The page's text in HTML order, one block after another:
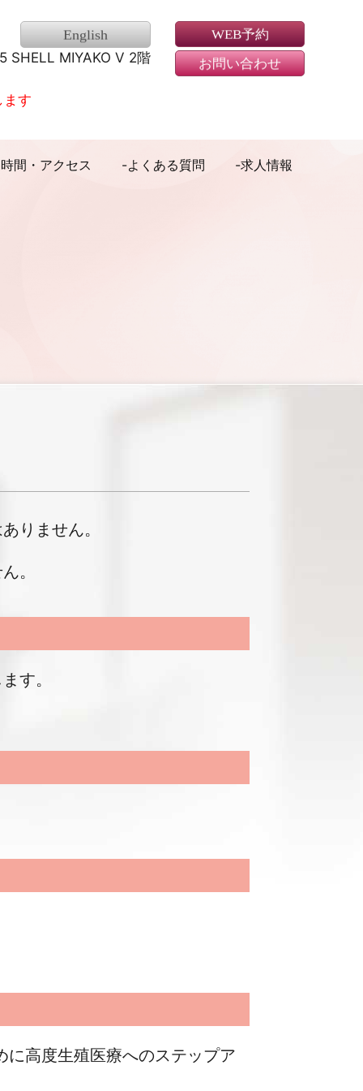
English
SHELL MIYAKO V 2階
ます
WEB予約
お問い合わせ
間・アクセス よくある質問 求人情報
りません。
。
す。
高度生殖医療へのステップア